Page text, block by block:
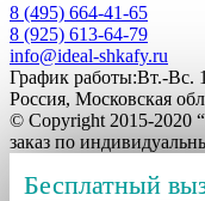
8 (495) 664-41-65
8 (925) 613-64-79
info@ideal-shkafy.ru
График работы:Вт.-Вс.
Россия, Московская
© Copyright 2015-2020
заказ по
Бесплатный